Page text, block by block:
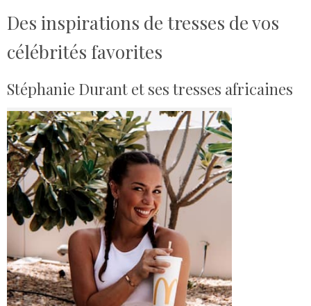
Des inspirations de tresses de vos
célébrités favorites
Stéphanie Durant et ses tresses africaines